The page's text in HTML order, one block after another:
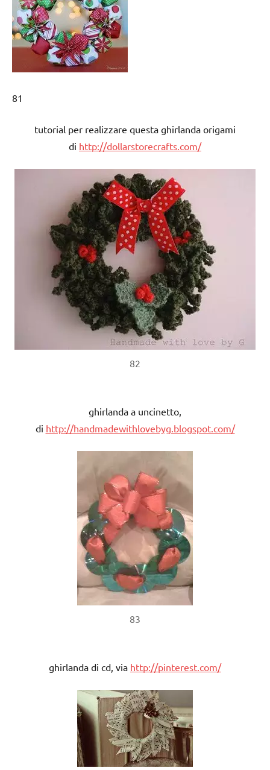
81
tutorial per realizzare questa ghirlanda origami
di http://dollarstorecrafts.com/
82
ghirlanda a uncinetto,
di http://handmadewithlovebyg.blogspot.com/
83
ghirlanda di cd, via http://pinterest.com/